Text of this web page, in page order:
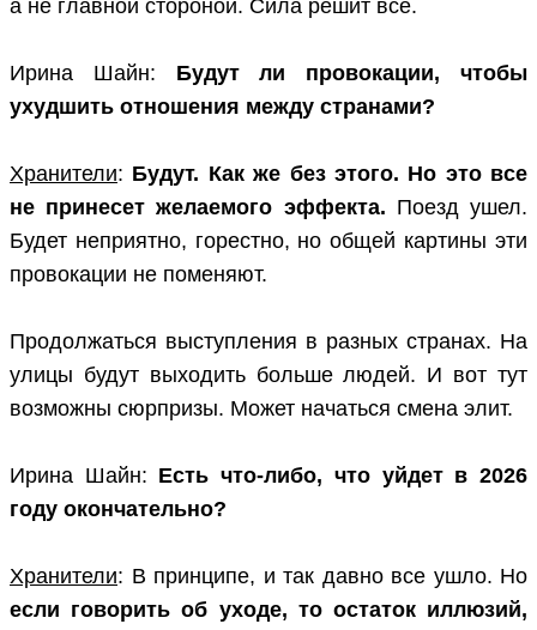
а не главной стороной. Сила решит все.
Ирина Шайн: Будут ли провокации, чтобы
ухудшить отношения между странами?
Хранители: Будут. Как же без этого. Но это все
не принесет желаемого эффекта. Поезд ушел.
Будет неприятно, горестно, но общей картины эти
провокации не поменяют.
Продолжаться выступления в разных странах. На
улицы будут выходить больше людей. И вот тут
возможны сюрпризы. Может начаться смена элит.
Ирина Шайн: Есть что-либо, что уйдет в 2026
году окончательно?
Хранители: В принципе, и так давно все ушло. Но
если говорить об уходе, то остаток иллюзий,